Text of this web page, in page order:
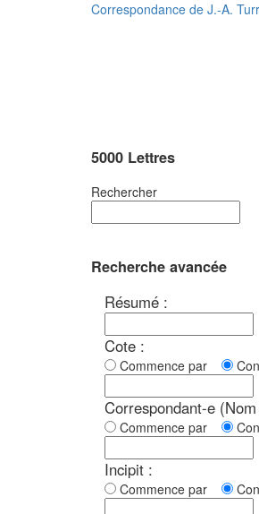
Correspondance de J.-A.
5000 Lettres
Rechercher
Recherche avancée
Résumé :
Cote :
Commence par
Correspondant-e
Commence par
Incipit :
Commence par